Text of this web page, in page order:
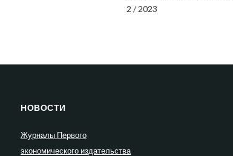
2 / 2023
НОВОСТИ
Журналы Первого
экономического издательства